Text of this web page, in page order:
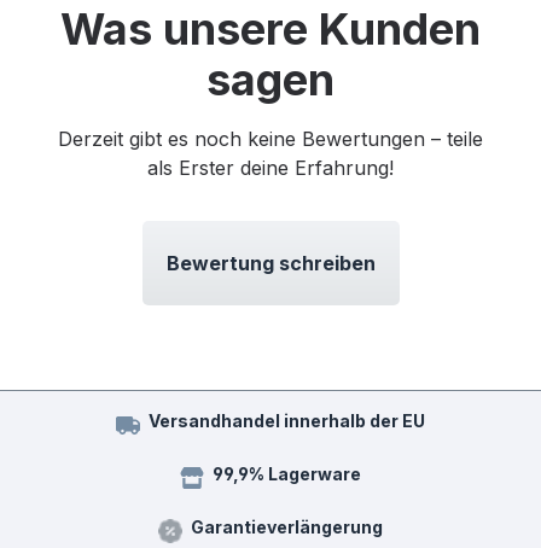
Was unsere Kunden
sagen
Derzeit gibt es noch keine Bewertungen – teile
als Erster deine Erfahrung!
Bewertung schreiben
Versandhandel innerhalb der EU
99,9% Lagerware
Garantieverlängerung